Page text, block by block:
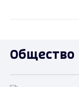
Общество